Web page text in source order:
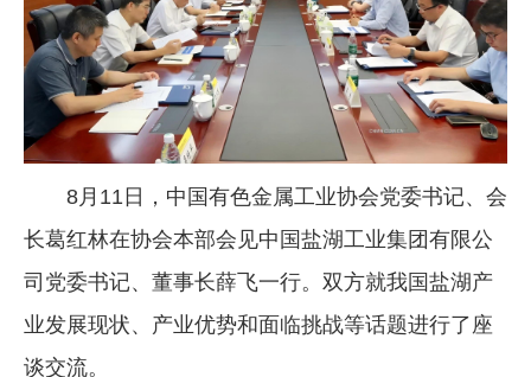
《资源再生》杂志
行情报价
数字报
8月11日，中国有色金属工业协会党委书记、会
长葛红林在协会本部会见中国盐湖工业集团有限公
司党委书记、董事长薛飞一行。双方就我国盐湖产
业发展现状、产业优势和面临挑战等话题进行了座
谈交流。